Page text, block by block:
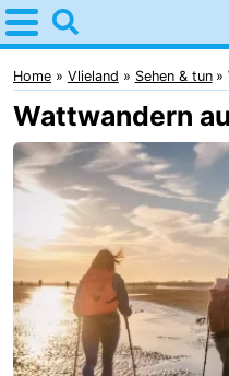
Home
Vlieland
Tipps
Für
kindern
Übernachten
Appartements
Home Vlieland Sehen & tun
Wattwandern